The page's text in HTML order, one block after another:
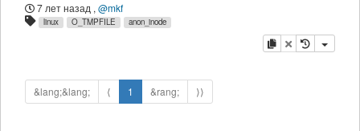
7 лет назад , @mkf
linux O_TMPFILE anon_inode
копировать
удалить
&lang;&lang; ⟨ 1 &rang; ⟩⟩